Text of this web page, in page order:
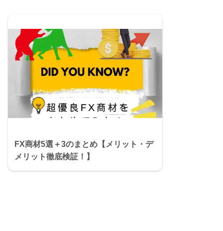
FX商材5選＋3のまとめ【メリット・デ
メリット徹底検証！】